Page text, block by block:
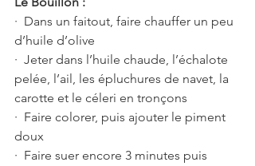
·  Dans un faitout, faire chauffer un peu
d’huile d’olive
·  Jeter dans l’huile chaude, l’échalote
pelée, l’ail, les épluchures de navet, la
carotte et le céleri en tronçons
·  Faire colorer, puis ajouter le piment
doux
·  Faire suer encore 3 minutes puis